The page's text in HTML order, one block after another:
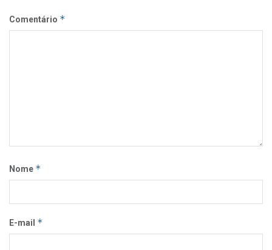
Comentário *
Nome *
E-mail *